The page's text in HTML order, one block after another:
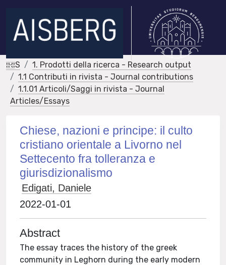
IRIS
1. Prodotti della ricerca - Research output
1.1 Contributi in rivista - Journal contributions
1.1.01 Articoli/Saggi in rivista - Journal
Articles/Essays
Chiese, nazioni e principe: il culto
cristiano orientale a Livorno nel
Settecento fra tolleranza e
giurisdizionalismo
Edigati, Daniele
2022-01-01
Abstract
The essay traces the history of the greek
community in Leghorn during the early modern